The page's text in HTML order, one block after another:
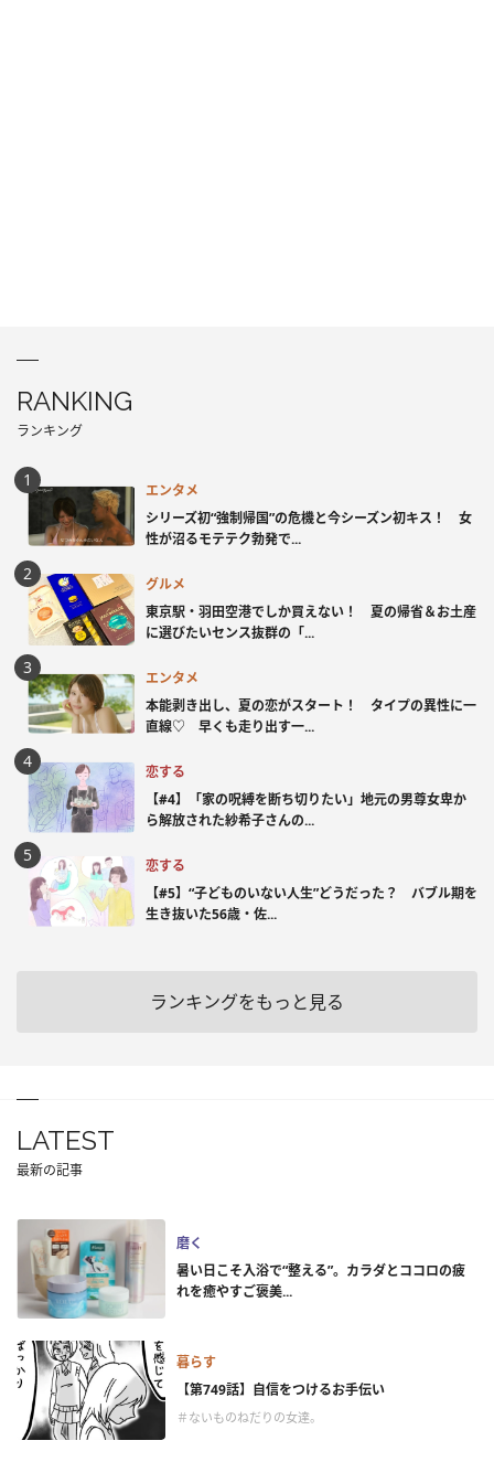
RANKING
ランキング
エンタメ
シリーズ初“強制帰国”の危機と今シーズン初キス！ 女
性が沼るモテテク勃発で...
グルメ
東京駅・羽田空港でしか買えない！ 夏の帰省＆お土産
に選びたいセンス抜群の「...
エンタメ
本能剥き出し、夏の恋がスタート！ タイプの異性に一
直線♡ 早くも走り出す一...
恋する
【#4】「家の呪縛を断ち切りたい」地元の男尊女卑か
ら解放された紗希子さんの...
恋する
【#5】“子どものいない人生”どうだった？ バブル期を
生き抜いた56歳・佐...
ランキングをもっと見る
LATEST
最新の記事
磨く
暑い日こそ入浴で“整える”。カラダとココロの疲
れを癒やすご褒美...
暮らす
【第749話】自信をつけるお手伝い
＃ないものねだりの女達。